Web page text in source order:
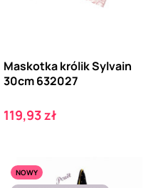
Maskotka królik Sylvain
30cm 632027
Cena
119,93 zł
NOWY